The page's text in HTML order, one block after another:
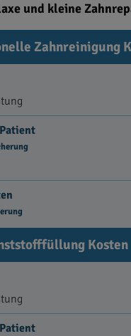
und kleine
Zahnreinigung
Kosten